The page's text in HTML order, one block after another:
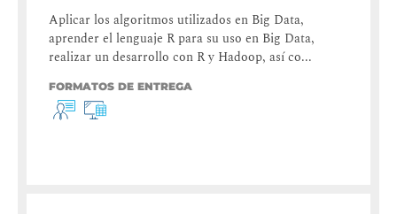
Aplicar los algoritmos utilizados en Big Data,
aprender el lenguaje R para su uso en Big Data,
realizar un desarrollo con R y Hadoop, así co...
FORMATOS DE ENTREGA